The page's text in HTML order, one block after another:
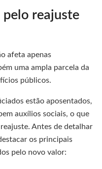
reajuste
afeta apenas
uma ampla parcela da
públicos.
estão aposentados,
auxílios sociais, o que
Antes de detalhar
os principais
pelo novo valor: